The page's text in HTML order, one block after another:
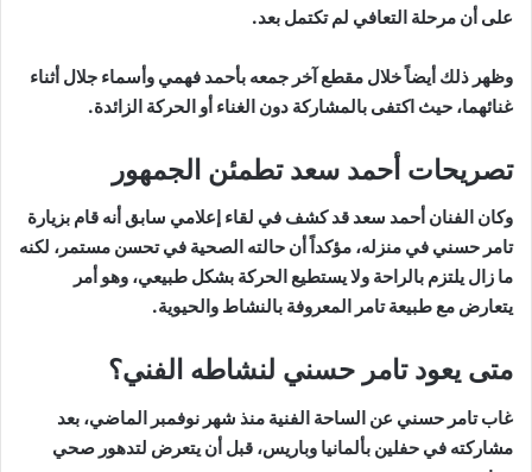
على أن مرحلة التعافي لم تكتمل بعد.
وظهر ذلك أيضاً خلال مقطع آخر جمعه بأحمد فهمي وأسماء جلال أثناء
غنائهما، حيث اكتفى بالمشاركة دون الغناء أو الحركة الزائدة.
تصريحات أحمد سعد تطمئن الجمهور
وكان الفنان أحمد سعد قد كشف في لقاء إعلامي سابق أنه قام بزيارة
تامر حسني في منزله، مؤكداً أن حالته الصحية في تحسن مستمر، لكنه
ما زال يلتزم بالراحة ولا يستطيع الحركة بشكل طبيعي، وهو أمر
يتعارض مع طبيعة تامر المعروفة بالنشاط والحيوية.
متى يعود تامر حسني لنشاطه الفني؟
غاب تامر حسني عن الساحة الفنية منذ شهر نوفمبر الماضي، بعد
مشاركته في حفلين بألمانيا وباريس، قبل أن يتعرض لتدهور صحي